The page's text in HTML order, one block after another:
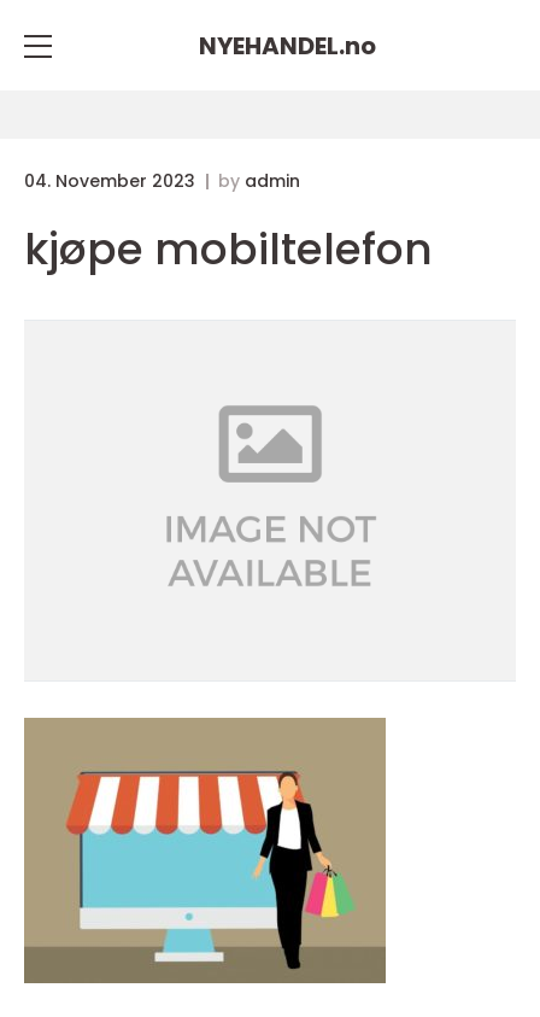
NYEHANDEL.no
04. November 2023 by admin
kjøpe mobiltelefon